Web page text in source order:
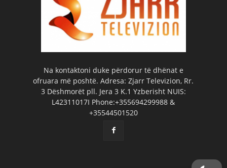
Na kontaktoni duke përdorur të dhënat e
ofruara më poshtë. Adresa: Zjarr Televizion, Rr.
3 Dëshmorët pll. Jera 3 K.1 Yzberisht NUIS:
L42311017I Phone:+355694299988 &
+35544501520